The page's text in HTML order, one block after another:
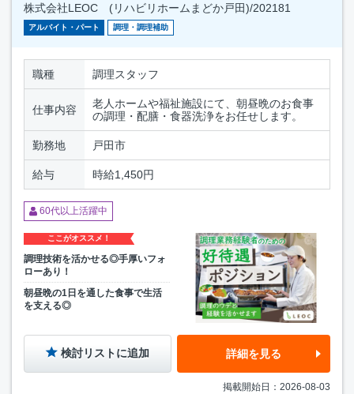
株式会社LEOC (リハビリホームまどか戸田)/202181
アルバイト・パート 調理・調理補助
職種 調理スタッフ
仕事内容
老人ホームや福祉施設にて、朝昼晩のお食事
の調理・配膳・食器洗浄をお任せします。
勤務地 戸田市
給与 時給1,450円
60代以上活躍中
ここがオススメ！
調理技術を活かせる◎手厚いフォ
ローあり！
朝昼晩の1日を通した食事で生活
を支える◎
検討リストに追加 詳細を見る
掲載開始日：2026-08-03